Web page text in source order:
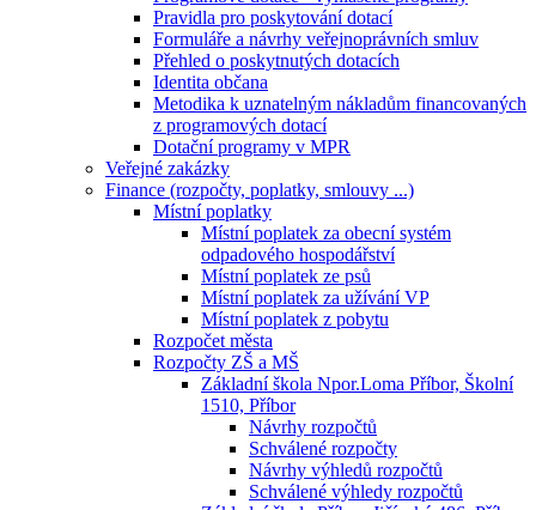
Pravidla pro poskytování dotací
Formuláře a návrhy veřejnoprávních smluv
Přehled o poskytnutých dotacích
Identita občana
Metodika k uznatelným nákladům financovaných
z programových dotací
Dotační programy v MPR
Veřejné zakázky
Finance (rozpočty, poplatky, smlouvy ...)
Místní poplatky
Místní poplatek za obecní systém
odpadového hospodářství
Místní poplatek ze psů
Místní poplatek za užívání VP
Místní poplatek z pobytu
Rozpočet města
Rozpočty ZŠ a MŠ
Základní škola Npor.Loma Příbor, Školní
1510, Příbor
Návrhy rozpočtů
Schválené rozpočty
Návrhy výhledů rozpočtů
Schválené výhledy rozpočtů